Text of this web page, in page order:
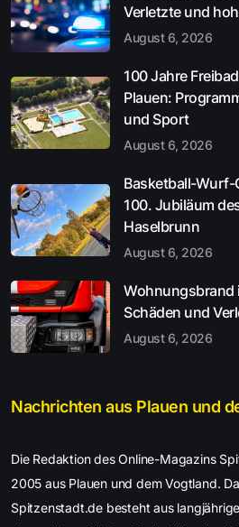
Verletzte und
August 6, 2026
100 Jahre
Plauen:
und Sport
August 6, 2026
Basketball-Wurf-
100. Jubiläum
Haselbrunn
August 6, 2026
Wohnungsbrand
Schäden und
August 6, 2026
Nachrichten aus Plauen und
Die Redaktion des Online-Magazins
2005 aus Plauen und dem Vogtland.
Spitzenstadt.de besteht aus